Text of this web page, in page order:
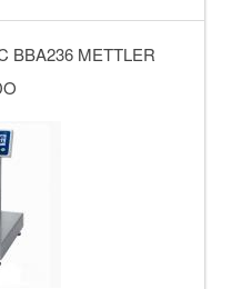
BBA236 METTLER